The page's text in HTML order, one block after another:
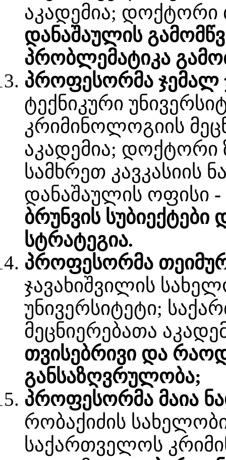
აკადემია; დოქტორი
დანაშაულის
პრობლემატიკა
პროფესორმა ჯემალ
ტექნიკური
კრიმინოლოგიის
აკადემია; დოქტორი
სამხრეთ კავკასიის
დანაშაულის ოფისი -
ბრუნვის სუბიექტები
სტრატეგია.
პროფესორმა
ჯავახიშვილის
უნივერსიტეტი;
მეცნიერებათა
თვისებრივი და
განსაზღვრულობა;
პროფესორმა მაია
რობაქიძის
საქართველოს